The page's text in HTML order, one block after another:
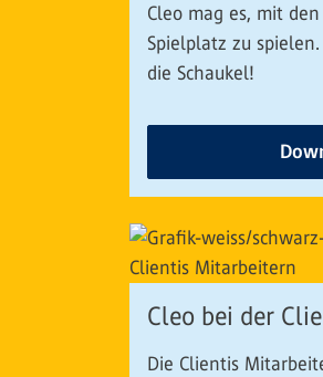
Cleo mag es, mit
Spielplatz zu
die Schaukel!
Cleo bei der
Die Clientis